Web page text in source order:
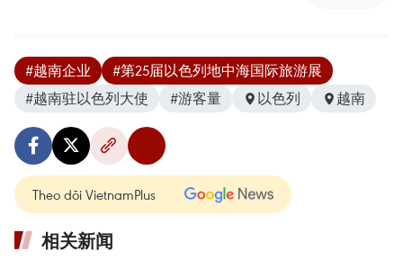
#越南企业
#第25届以色列地中海国际旅游展
#越南驻以色列大使
#游客量 以色列 越南
Theo dõi VietnamPlus
相关新闻